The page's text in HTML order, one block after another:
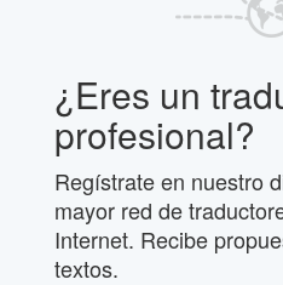
¿Eres un
profesional?
Regístrate en nuestro
mayor red de
Internet. Recibe
textos.